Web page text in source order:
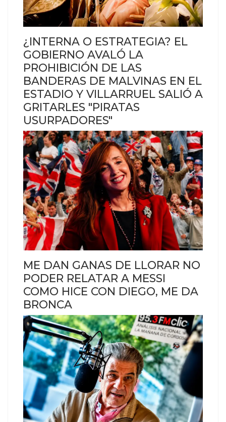
¿INTERNA O ESTRATEGIA? EL
GOBIERNO AVALÓ LA
PROHIBICIÓN DE LAS
BANDERAS DE MALVINAS EN EL
ESTADIO Y VILLARRUEL SALIÓ A
GRITARLES "PIRATAS
USURPADORES"
ME DAN GANAS DE LLORAR NO
PODER RELATAR A MESSI
COMO HICE CON DIEGO, ME DA
BRONCA